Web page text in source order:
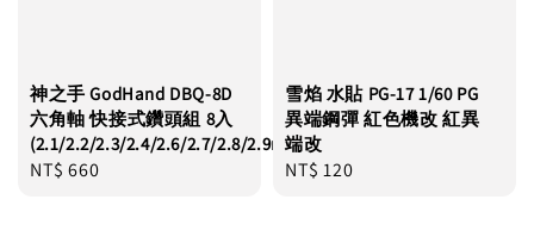
神之手 GodHand DBQ-8D
六角軸 快接式鑽頭組 8入
(2.1/2.2/2.3/2.4/2.6/2.7/2.8/2.9mm)
Regular
NT$ 660
雪焰 水貼 PG-17 1/60 PG
異端鋼彈 紅色機改 紅異
端改
Regular
NT$ 120